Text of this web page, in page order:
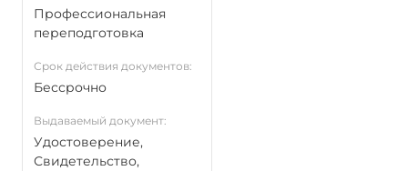
Профессиональная
переподготовка
Срок действия документов:
Бессрочно
Выдаваемый документ:
Удостоверение,
Свидетельство,